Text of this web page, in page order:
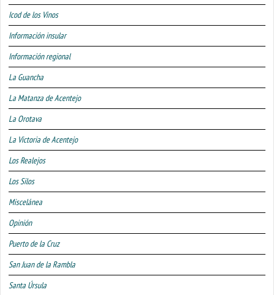
Icod de los Vinos
Información insular
Información regional
La Guancha
La Matanza de Acentejo
La Orotava
La Victoria de Acentejo
Los Realejos
Los Silos
Miscelánea
Opinión
Puerto de la Cruz
San Juan de la Rambla
Santa Úrsula